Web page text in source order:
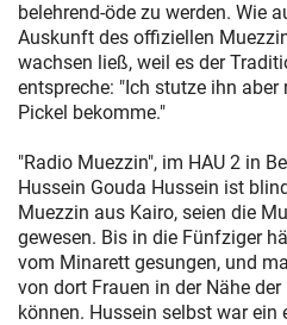
belehrend-öde zu werden. Wie
Auskunft des offiziellen
wachsen ließ, weil es der
entspreche: "Ich stutze ihn
Pickel bekomme."
"Radio Muezzin", im HAU 2 in
Hussein Gouda Hussein ist
Muezzin aus Kairo, seien die
gewesen. Bis in die Fünfziger
vom Minarett gesungen, und
von dort Frauen in der Nähe
können. Hussein selbst war